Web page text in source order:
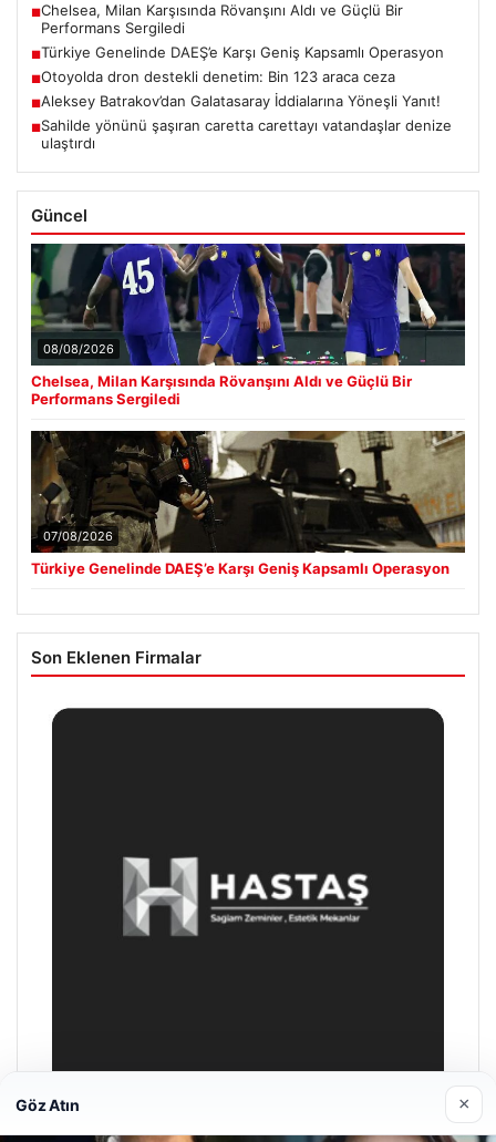
■Chelsea, Milan Karşısında Rövanşını Aldı ve Güçlü Bir
Performans Sergiledi
■Türkiye Genelinde DAEŞ’e Karşı Geniş Kapsamlı Operasyon
■Otoyolda dron destekli denetim: Bin 123 araca ceza
■Aleksey Batrakov’dan Galatasaray İddialarına Yöneşli Yanıt!
■Sahilde yönünü şaşıran caretta carettayı vatandaşlar denize
ulaştırdı
Güncel
08/08/2026
Chelsea, Milan Karşısında Rövanşını Aldı ve Güçlü Bir
Performans Sergiledi
07/08/2026
Türkiye Genelinde DAEŞ’e Karşı Geniş Kapsamlı Operasyon
Son Eklenen Firmalar
Göz Atın ×